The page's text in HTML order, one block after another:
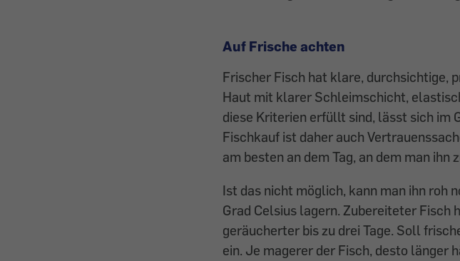
Auf Frische achten
Frischer Fisch hat klare, durchsichtige,
Haut mit klarer Schleimschicht,
diese Kriterien erfüllt sind, lässt sich im
Fischkauf ist daher auch
am besten an dem Tag, an dem man ihn
​Ist das nicht möglich, kann man ihn roh
Grad Celsius lagern. Zubereiteter Fisch
geräucherter bis zu drei Tage. Soll
ein. Je magerer der Fisch, desto länger